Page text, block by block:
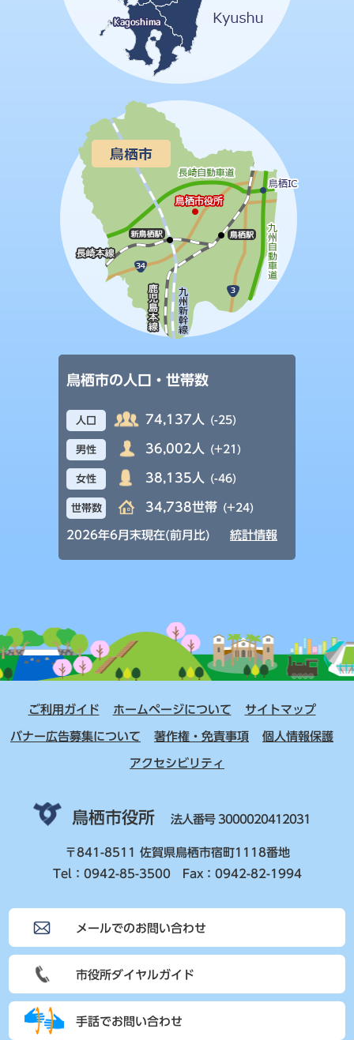
鳥栖市の人口・世帯数
人口 74,137人 (-25)
男性 36,002人 (+21)
女性 38,135人 (-46)
世帯数 34,738世帯 (+24)
2026年6月末現在(前月比) 統計情報
ご利用ガイド ホームページについて サイトマップ
バナー広告募集について 著作権・免責事項 個人情報保護
アクセシビリティ
鳥栖市役所 法人番号 3000020412031
〒841-8511 佐賀県鳥栖市宿町1118番地
Tel：0942-85-3500 Fax：0942-82-1994
メールでのお問い合わせ
市役所ダイヤルガイド
手話でお問い合わせ